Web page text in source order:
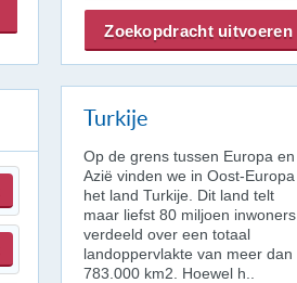
Turkije
Op de grens tussen Europa en
Azië vinden we in Oost-Europa
het land Turkije. Dit land telt
maar liefst 80 miljoen inwoners
verdeeld over een totaal
landoppervlakte van meer dan
783.000 km2. Hoewel h..